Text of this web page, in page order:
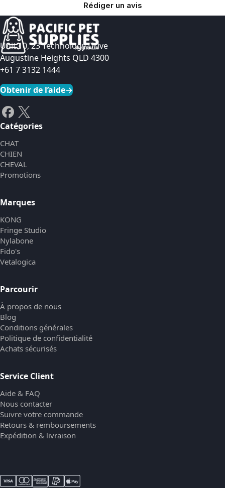
Rédiger un avis
Unit 10, 23 Technology Drive
Augustine Heights QLD 4300
+61 7 3132 1444
Obtenir de l’aide→
Catégories
CHAT
CHIEN
CHEVAL
Promotions
Marques
KONG
Fringe Studio
Nylabone
Fido's
Vetalogica
Parcourir
À propos de nous
Blog
Conditions générales
Politique de confidentialité
Achats sécurisés
Service Client
Aide & FAQ
Nous contacter
Suivre votre commande
Retours & remboursements
Expédition & livraison